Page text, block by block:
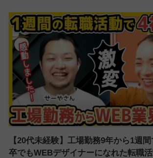
【20代未経験】工場勤務9年から1週
卒でもWEBデザイナーになれた転職